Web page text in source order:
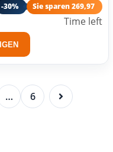
-30% Sie sparen 269,97
Time left
… 6